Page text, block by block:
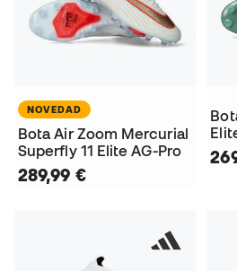
NOVEDAD
Bota Air Zoom Mercurial
Superfly 11 Elite AG-Pro
289,99 €